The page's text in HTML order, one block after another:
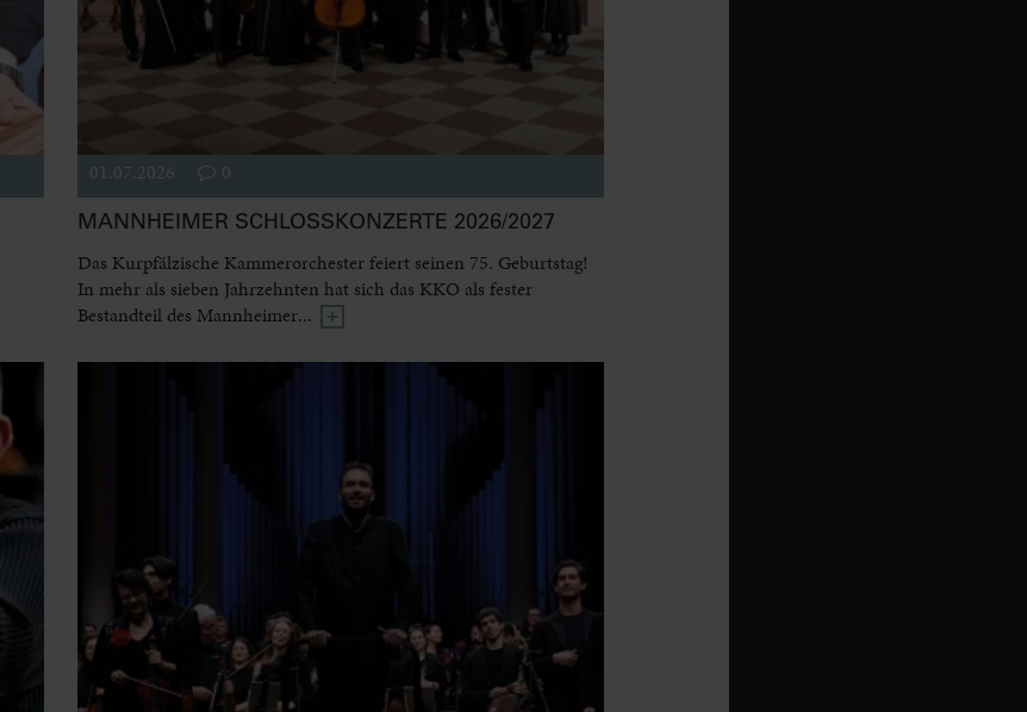
01.07.2026 0
MANNHEIMER SCHLOSSKONZERTE 2026/2027
Das Kurpfälzische Kammerorchester feiert seinen 75. Geburtstag!
In mehr als sieben Jahrzehnten hat sich das KKO als fester
Bestandteil des Mannheimer...